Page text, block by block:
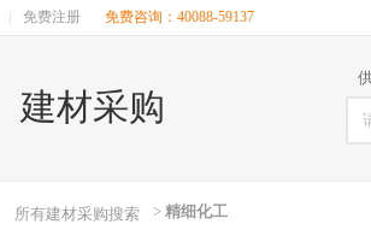
免费注册 免费咨询：40088-59137
建材采购
所有建材采购搜索 > 精细化工